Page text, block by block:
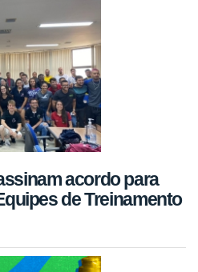
acordo para
de Treinamento